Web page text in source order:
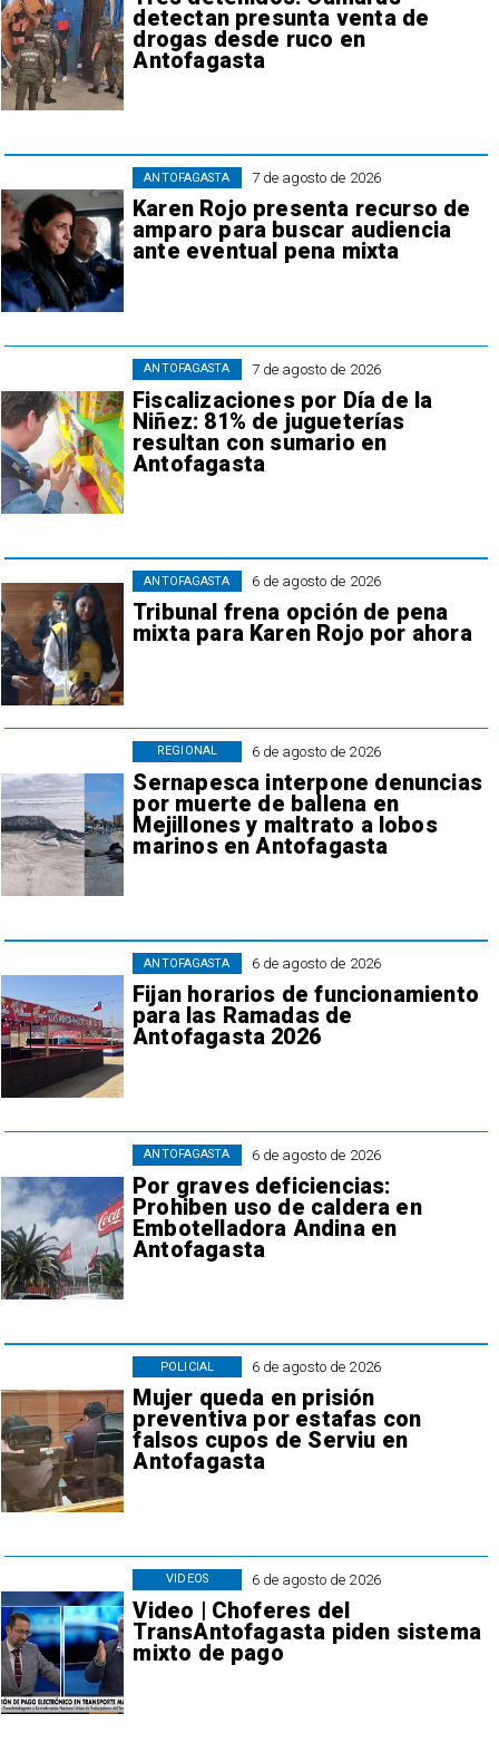
detectan presunta venta de
drogas desde ruco en
Antofagasta
7 de agosto de 2026
Karen Rojo presenta recurso de
amparo para buscar audiencia
ante eventual pena mixta
ANTOFAGASTA
7 de agosto de 2026
Fiscalizaciones por Día de la
Niñez: 81% de jugueterías
resultan con sumario en
Antofagasta
ANTOFAGASTA
6 de agosto de 2026
Tribunal frena opción de pena
mixta para Karen Rojo por ahora
ANTOFAGASTA
6 de agosto de 2026
Sernapesca interpone denuncias
por muerte de ballena en
Mejillones y maltrato a lobos
marinos en Antofagasta
REGIONAL
6 de agosto de 2026
Fijan horarios de funcionamiento
para las Ramadas de
Antofagasta 2026
ANTOFAGASTA
6 de agosto de 2026
Por graves deficiencias:
Prohiben uso de caldera en
Embotelladora Andina en
Antofagasta
ANTOFAGASTA
6 de agosto de 2026
Mujer queda en prisión
preventiva por estafas con
falsos cupos de Serviu en
Antofagasta
POLICIAL
6 de agosto de 2026
Video | Choferes del
TransAntofagasta piden sistema
mixto de pago
VIDEOS